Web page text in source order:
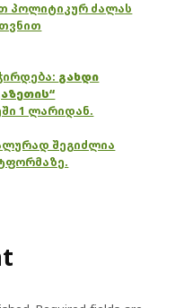
პოლიტიკურ ძალას
გახდი
1 ლარიდან.
შეგიძლია